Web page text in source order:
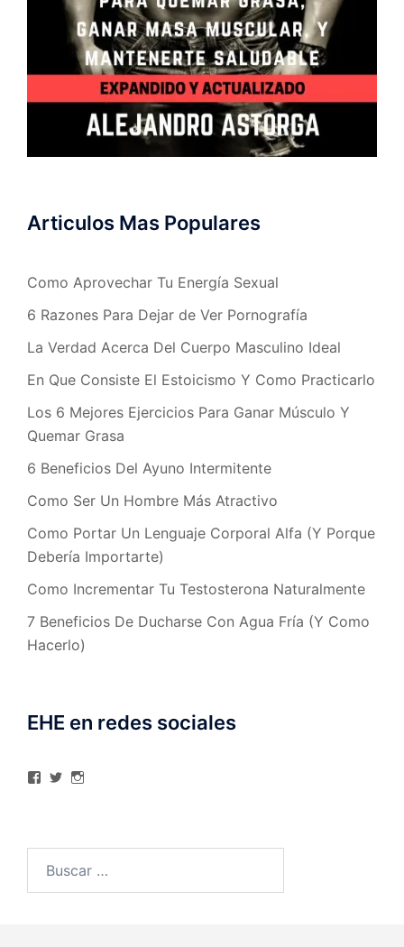
Articulos Mas Populares
Como Aprovechar Tu Energía Sexual
6 Razones Para Dejar de Ver Pornografía
La Verdad Acerca Del Cuerpo Masculino Ideal
En Que Consiste El Estoicismo Y Como Practicarlo
Los 6 Mejores Ejercicios Para Ganar Músculo Y
Quemar Grasa
6 Beneficios Del Ayuno Intermitente
Como Ser Un Hombre Más Atractivo
Como Portar Un Lenguaje Corporal Alfa (Y Porque
Debería Importarte)
Como Incrementar Tu Testosterona Naturalmente
7 Beneficios De Ducharse Con Agua Fría (Y Como
Hacerlo)
EHE en redes sociales
Ver
Facebook
Ver
TwitterInstagram